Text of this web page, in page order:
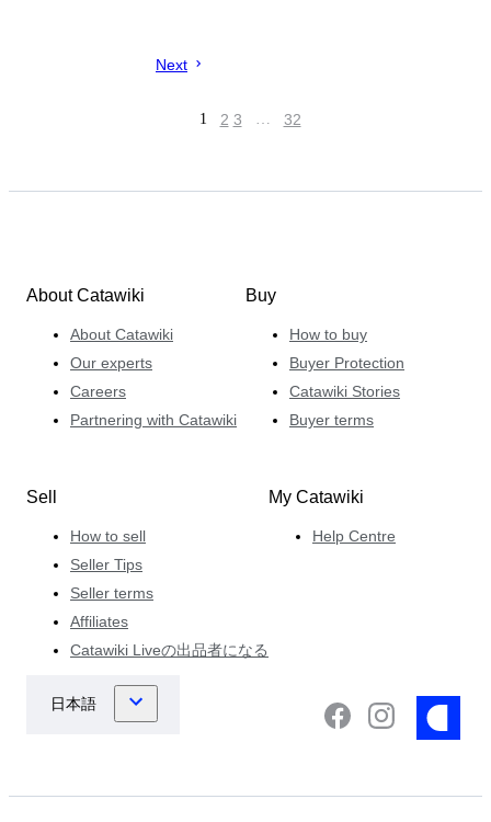
Next
1 2 3 … 32
About Catawiki
About Catawiki
Our experts
Careers
Partnering with Catawiki
Buy
How to buy
Buyer Protection
Catawiki Stories
Buyer terms
Sell
How to sell
Seller Tips
Seller terms
Affiliates
Catawiki Liveの出品者になる
My Catawiki
Help Centre